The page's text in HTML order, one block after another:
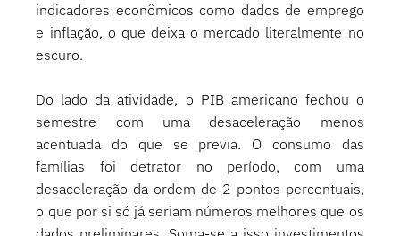
indicadores econômicos como dados de emprego
e inflação, o que deixa o mercado literalmente no
escuro.
Do lado da atividade, o PIB americano fechou o
semestre com uma desaceleração menos
acentuada do que se previa. O consumo das
famílias foi detrator no período, com uma
desaceleração da ordem de 2 pontos percentuais,
o que por si só já seriam números melhores que os